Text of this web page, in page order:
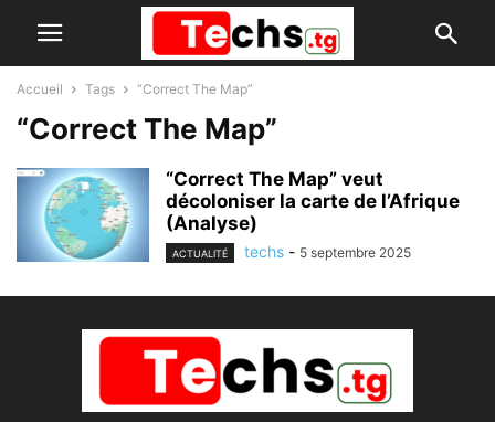
Accueil Tags “Correct The Map”
“Correct The Map”
“Correct The Map” veut
décoloniser la carte de l’Afrique
(Analyse)
ACTUALITÉ techs - 5 septembre 2025